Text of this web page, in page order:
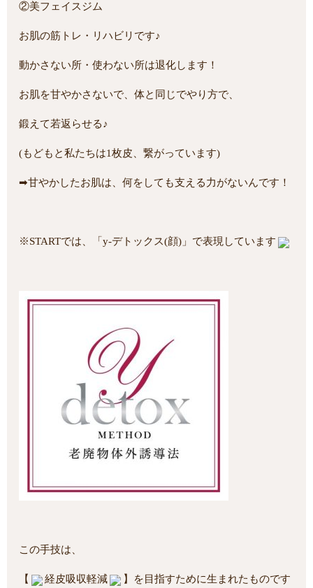
②美フェイスジム
お肌の筋トレ・リハビリです♪
動かさない所・使わない所は退化します！
お肌を甘やかさないで、体と同じでやり方で、
鍛えて若返らせる♪
(もどもと私たちは1枚皮、繋がっています)
➡︎甘やかしたお肌は、何をしても支える力がないんです！
※STARTでは、「y-デトックス(顔)」で表現しています
この手技は、
【 経皮吸収軽減 】を目指すために生まれたものです